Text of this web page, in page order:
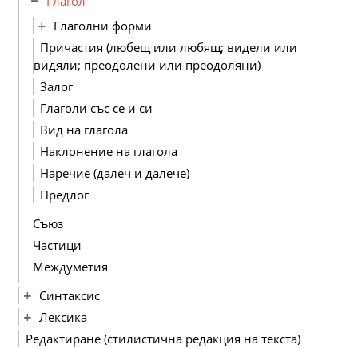
Глаголни форми
Причастия (любещ или любящ; видели или
видяли; преодолени или преодоляни)
Залог
Глаголи със се и си
Вид на глагола
Наклонение на глагола
Наречие (далеч и далече)
Предлог
Съюз
Частици
Междуметия
Синтаксис
Лексика
Редактиране (стилистична редакция на текста)